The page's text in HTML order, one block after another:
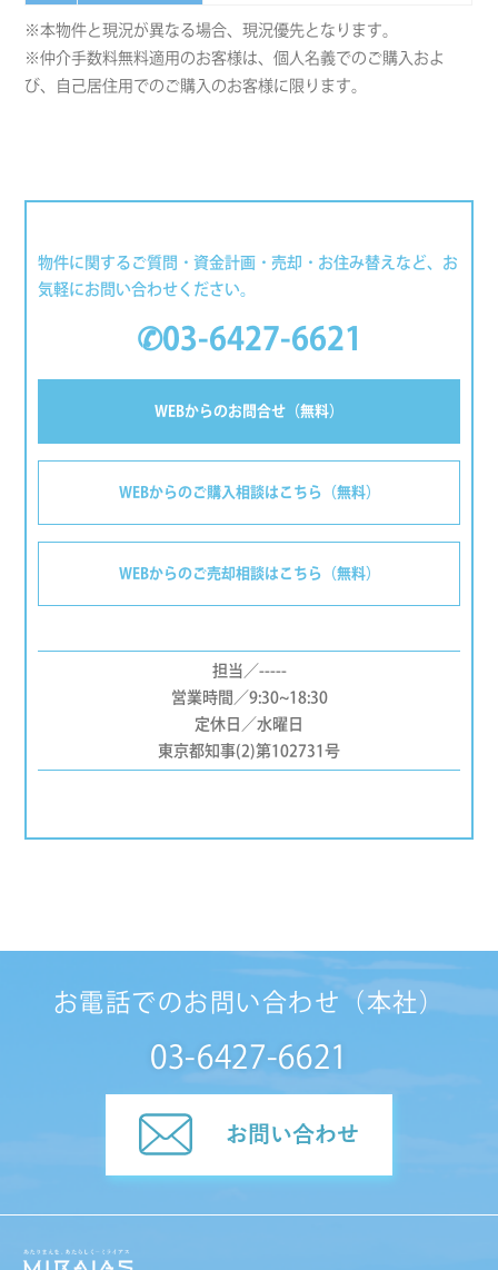
※本物件と現況が異なる場合、現況優先となります。
※仲介手数料無料適用のお客様は、個人名義でのご購入およ
び、自己居住用でのご購入のお客様に限ります。
物件に関するご質問・資金計画・売却・お住み替えなど、お
気軽にお問い合わせください。
✆03-6427-6621
WEBからのお問合せ（無料）
WEBからのご購入相談はこちら（無料）
WEBからのご売却相談はこちら（無料）
担当／-----
営業時間／9:30~18:30
定休日／水曜日
東京都知事(2)第102731号
お電話でのお問い合わせ（本社）
03-6427-6621
お問い合わせ